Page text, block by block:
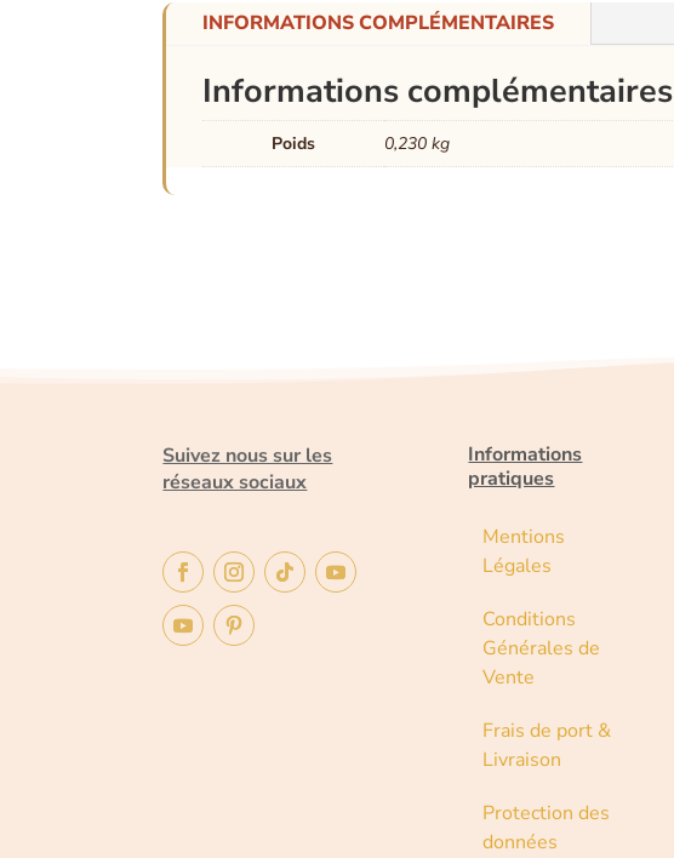
INFORMATIONS COMPLÉMENTAIRES
Informations complémentaires
Poids 0,230 kg
Suivez nous sur les
réseaux sociaux
Informations
pratiques
Mentions
Légales
Conditions
Générales de
Vente
Frais de port &
Livraison
Protection des
données